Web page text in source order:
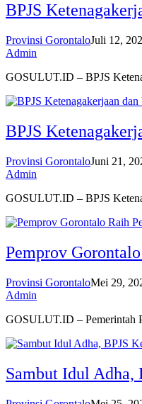
BPJS
Provinsi GorontaloJuli 12,
Admin
GOSULUT.ID – BPJS
BPJS
Provinsi GorontaloJuni 21,
Admin
GOSULUT.ID – BPJS
Pemprov
Provinsi GorontaloMei 29,
Admin
GOSULUT.ID – Pemerintah
Sambut Idul Adha,